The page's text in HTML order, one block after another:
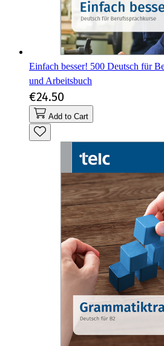
Einfach besser! 500 Deutsch für
und Arbeitsbuch
€24.50
Add to Cart